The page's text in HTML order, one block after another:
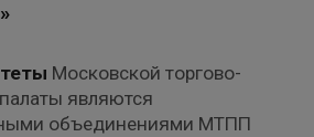
Московской торгово-
являются
объединениями МТПП